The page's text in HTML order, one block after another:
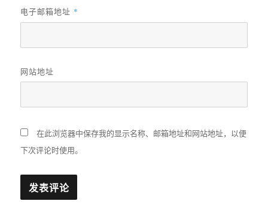
电子邮箱地址 *
网站地址
在此浏览器中保存我的显示名称、邮箱地址和网站地址，以便
下次评论时使用。